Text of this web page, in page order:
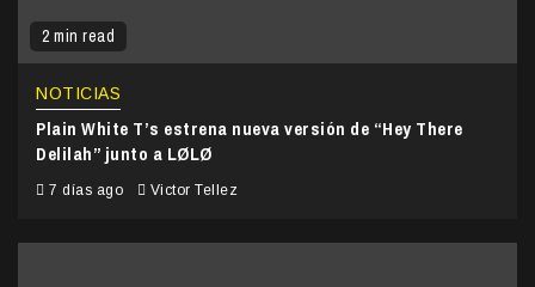
2 min read
NOTICIAS
Plain White T’s estrena nueva versión de “Hey There
Delilah” junto a LØLØ
7 días ago Victor Tellez